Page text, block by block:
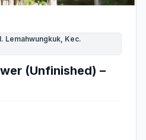
Lemahwungkuk, Kec.
(Unfinished) –